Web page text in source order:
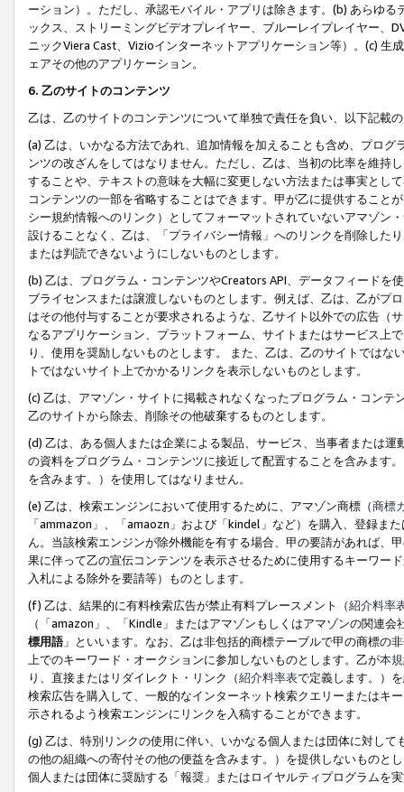
ーション）。ただし、承認モバイル・アプリは除きます。(b) あらゆ
ックス、ストリーミングビデオプレイヤー、ブルーレイプレイヤー、
ニックViera Cast、Vizioインターネットアプリケーション等）。(c)
ェアその他のアプリケーション。
6. 乙のサイトのコンテンツ
乙は、乙のサイトのコンテンツについて単独で責任を負い、以下記載
(a) 乙は、いかなる方法であれ、追加情報を加えることも含め、プロ
ンツの改ざんをしてはなりません。ただし、乙は、当初の比率を維持
することや、テキストの意味を大幅に変更しない方法または事実とし
コンテンツの一部を省略することはできます。甲が乙に提供すること
シー規約情報へのリンク）としてフォーマットされていないアマゾン
設けることなく、乙は、「プライバシー情報」へのリンクを削除した
または判読できないようにしないものとします。
(b) 乙は、プログラム・コンテンツやCreators API、データフィード
ブライセンスまたは譲渡しないものとします。例えば、乙は、乙がプ
はその他付与することが要求されるような、乙サイト以外での広告（
なるアプリケーション、プラットフォーム、サイトまたはサービス上
り、使用を奨励しないものとします。 また、乙は、乙のサイトでは
トではないサイト上でかかるリンクを表示しないものとします。
(c) 乙は、アマゾン・サイトに掲載されなくなったプログラム・コン
乙のサイトから除去、削除その他破棄するものとします。
(d) 乙は、ある個人または企業による製品、サービス、当事者または
の資料をプログラム・コンテンツに接近して配置することを含みます
を含みます。）を使用してはなりません。
(e) 乙は、検索エンジンにおいて使用するために、アマゾン商標（商標
「ammazon」、「amaozn」および「kindel」など）を購入、登録ま
ん。当該検索エンジンが除外機能を有する場合、甲の要請があれば、
果に伴って乙の宣伝コンテンツを表示させるために使用するキーワー
入札による除外を要請等）ものとします。
(f) 乙は、結果的に有料検索広告が禁止有料プレースメント（紹介料率
（「amazon」、「Kindle」またはアマゾンもしくはアマゾンの関連
標用語」といいます。なお、乙は非包括的商標テーブルで甲の商標の
上でのキーワード・オークションに参加しないものとします。乙が本
り、直接またはリダイレクト・リンク（紹介料率表で定義します。）
検索広告を購入して、一般的なインターネット検索クエリーまたはキ
示されるよう検索エンジンにリンクを入稿することができます。
(g) 乙は、特別リンクの使用に伴い、いかなる個人または団体に対し
の他の組織への寄付その他の便益を含みます。）を提供しないものと
個人または団体に奨励する「報奨」またはロイヤルティプログラムを